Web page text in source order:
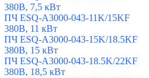
380В, 7,5 кВт
ПЧ ESQ-A3000-043-11K/15KF
380В, 11 кВт
ПЧ ESQ-A3000-043-15K/18.5KF
380В, 15 кВт
ПЧ ESQ-A3000-043-18.5K/22KF
380В, 18,5 кВт